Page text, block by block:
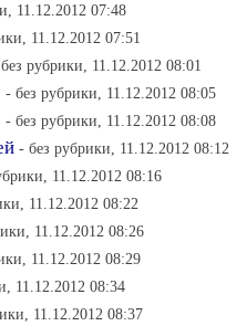
11.12.2012 07:48
11.12.2012 07:51
рубрики, 11.12.2012 08:01
- без рубрики, 11.12.2012 08:05
- без рубрики, 11.12.2012 08:08
- без рубрики, 11.12.2012 08:12
11.12.2012 08:16
11.12.2012 08:22
11.12.2012 08:26
11.12.2012 08:29
11.12.2012 08:34
11.12.2012 08:37